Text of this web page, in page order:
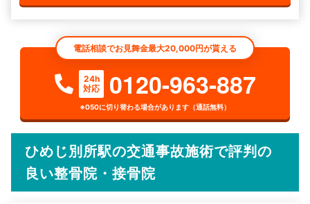
電話相談でお見舞金最大20,000円が貰える
24h
対応
0120-963-887
※050に切り替わる場合があります（通話無料）
ひめじ別所駅の交通事故施術で評判の
良い整骨院・接骨院